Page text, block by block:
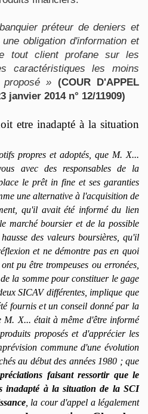
préteur de deniers et
obligation d'information et
tout client profane sur les
caractéristiques les moins
proposé » (COUR D'APPEL
janvier 2014 n° 12/11909)
etre inadapté à la situation
propres et adoptés, que M. X...
avec des responsables de la
le prêt in fine et ses garanties
une alternative à l'acquisition de
qu'il avait été informé du lien
marché boursier et de la possible
des valeurs boursières, qu'il
et ne démontre pas en quoi
pu être trompeuses ou erronées,
la somme pour constituer le gage
SICAV différentes, implique que
fournis et un conseil donné par la
M. X... était à même d'être informé
proposés et d'apprécier les
commune d'une évolution
au début des années 1980 ; que
faisant ressortir que le
inadapté à la situation de la SCI
, la cour d'appel a légalement